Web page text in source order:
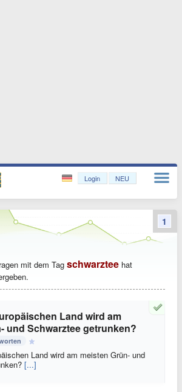
Login NEU
mit dem Tag schwarztee hat
Land wird am
und Schwarztee getrunken?
Land wird am meisten Grün- und
[...]
1